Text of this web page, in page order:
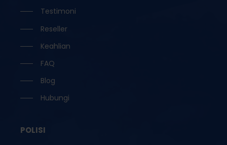
Testimoni
Reseller
Keahlian
FAQ
Blog
Hubungi
POLISI